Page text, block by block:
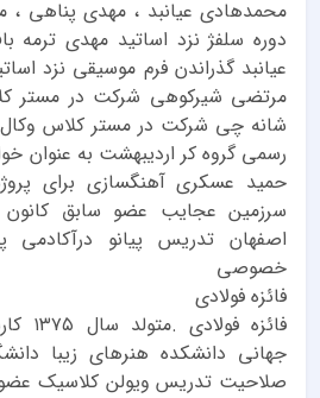
محمدهادی عیانبد ، مهدی پناهی ،
دوره سلفژ نزد اساتید مهدی
عیانبد گذراندن فرم موسیقی نزد
مرتضی شیرکوهی شرکت در مستر
شانه چی شرکت در مستر کلاس وکال
رسمی گروه کر اردیبهشت به عنوان
حمید عسکری آهنگسازی برای
سرزمین عجایب عضو سابق کانون
اصفهان تدریس پیانو
خصوصی
فائزه فولادی
جهانی دانشکده هنرهای زیبا
صلاحیت تدریس ویولن کلاسیک